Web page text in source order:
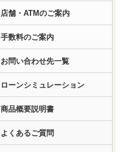
店舗・ATMのご案内
手数料のご案内
お問い合わせ先一覧
ローンシミュレーション
商品概要説明書
よくあるご質問